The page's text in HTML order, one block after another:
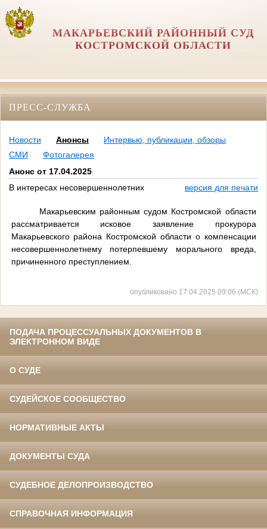
МАКАРЬЕВСКИЙ РАЙОННЫЙ СУД
КОСТРОМСКОЙ ОБЛАСТИ
ПРЕСС-СЛУЖБА
Новости Анонсы
Интервью, публикации, обзоры
СМИ
Фотогалерея
Анонс от 17.04.2025
В интересах несовершеннолетних
версия для печати
Макарьевским районным судом Костромской области
рассматривается исковое заявление прокурора
Макарьевского района Костромской области о компенсации
несовершеннолетнему потерпевшему морального вреда,
причиненного преступлением.
опубликовано 17.04.2025 09:06 (МСК)
ПОДАЧА ПРОЦЕССУАЛЬНЫХ ДОКУМЕНТОВ В
ЭЛЕКТРОННОМ ВИДЕ
О СУДЕ
СУДЕЙСКОЕ СООБЩЕСТВО
НОРМАТИВНЫЕ АКТЫ
ДОКУМЕНТЫ СУДА
СУДЕБНОЕ ДЕЛОПРОИЗВОДСТВО
СПРАВОЧНАЯ ИНФОРМАЦИЯ